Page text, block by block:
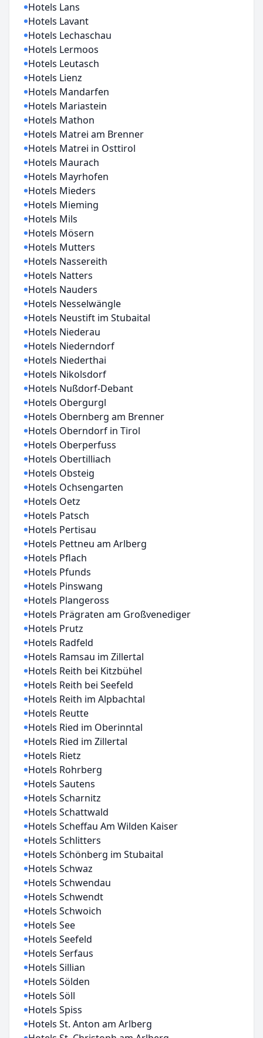
Hotels Lans
Hotels Lavant
Hotels Lechaschau
Hotels Lermoos
Hotels Leutasch
Hotels Lienz
Hotels Mandarfen
Hotels Mariastein
Hotels Mathon
Hotels Matrei am Brenner
Hotels Matrei in Osttirol
Hotels Maurach
Hotels Mayrhofen
Hotels Mieders
Hotels Mieming
Hotels Mils
Hotels Mösern
Hotels Mutters
Hotels Nassereith
Hotels Natters
Hotels Nauders
Hotels Nesselwängle
Hotels Neustift im Stubaital
Hotels Niederau
Hotels Niederndorf
Hotels Niederthai
Hotels Nikolsdorf
Hotels Nußdorf-Debant
Hotels Obergurgl
Hotels Obernberg am Brenner
Hotels Oberndorf in Tirol
Hotels Oberperfuss
Hotels Obertilliach
Hotels Obsteig
Hotels Ochsengarten
Hotels Oetz
Hotels Patsch
Hotels Pertisau
Hotels Pettneu am Arlberg
Hotels Pflach
Hotels Pfunds
Hotels Pinswang
Hotels Plangeross
Hotels Prägraten am Großvenediger
Hotels Prutz
Hotels Radfeld
Hotels Ramsau im Zillertal
Hotels Reith bei Kitzbühel
Hotels Reith bei Seefeld
Hotels Reith im Alpbachtal
Hotels Reutte
Hotels Ried im Oberinntal
Hotels Ried im Zillertal
Hotels Rietz
Hotels Rohrberg
Hotels Sautens
Hotels Scharnitz
Hotels Schattwald
Hotels Scheffau Am Wilden Kaiser
Hotels Schlitters
Hotels Schönberg im Stubaital
Hotels Schwaz
Hotels Schwendau
Hotels Schwendt
Hotels Schwoich
Hotels See
Hotels Seefeld
Hotels Serfaus
Hotels Sillian
Hotels Sölden
Hotels Söll
Hotels Spiss
Hotels St. Anton am Arlberg